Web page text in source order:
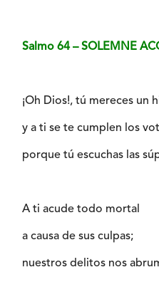
Salmo 64 – SOLEMNE
¡Oh Dios!, tú mereces un
y a ti se te cumplen los
porque tú escuchas las
A ti acude todo mortal
a causa de sus culpas;
nuestros delitos nos